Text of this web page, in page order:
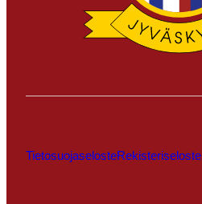
TietosuojaselosteRekisteriseloste